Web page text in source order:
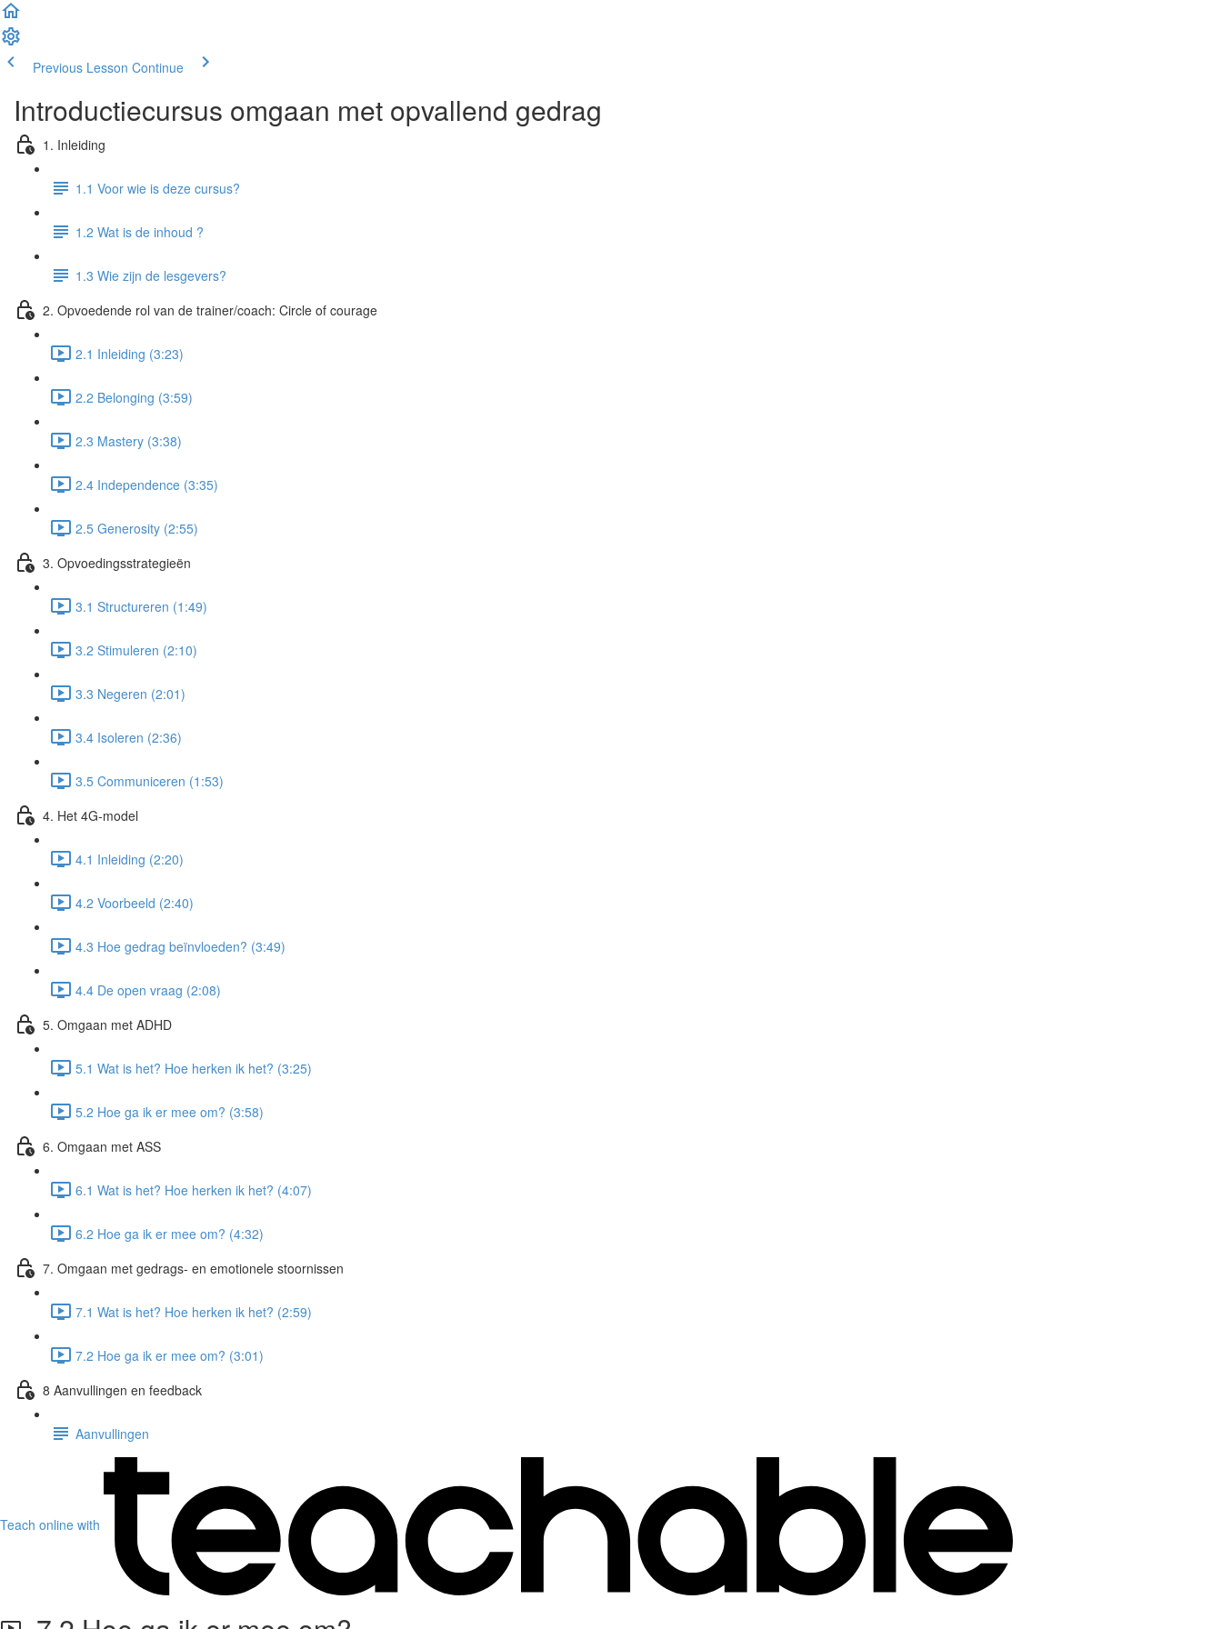
Previous Lesson Continue
Introductiecursus omgaan met opvallend gedrag
1. Inleiding
1.1 Voor wie is deze cursus?
1.2 Wat is de inhoud ?
1.3 Wie zijn de lesgevers?
2. Opvoedende rol van de trainer/coach: Circle of courage
2.1 Inleiding (3:23)
2.2 Belonging (3:59)
2.3 Mastery (3:38)
2.4 Independence (3:35)
2.5 Generosity (2:55)
3. Opvoedingsstrategieën
3.1 Structureren (1:49)
3.2 Stimuleren (2:10)
3.3 Negeren (2:01)
3.4 Isoleren (2:36)
3.5 Communiceren (1:53)
4. Het 4G-model
4.1 Inleiding (2:20)
4.2 Voorbeeld (2:40)
4.3 Hoe gedrag beïnvloeden? (3:49)
4.4 De open vraag (2:08)
5. Omgaan met ADHD
5.1 Wat is het? Hoe herken ik het? (3:25)
5.2 Hoe ga ik er mee om? (3:58)
6. Omgaan met ASS
6.1 Wat is het? Hoe herken ik het? (4:07)
6.2 Hoe ga ik er mee om? (4:32)
7. Omgaan met gedrags- en emotionele stoornissen
7.1 Wat is het? Hoe herken ik het? (2:59)
7.2 Hoe ga ik er mee om? (3:01)
8 Aanvullingen en feedback
Aanvullingen
Teach online with